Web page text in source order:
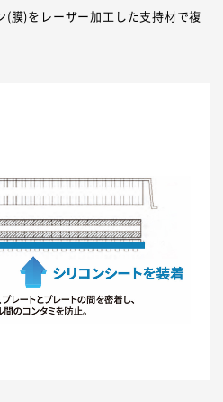
膜)をレーザー加工した支持材で複